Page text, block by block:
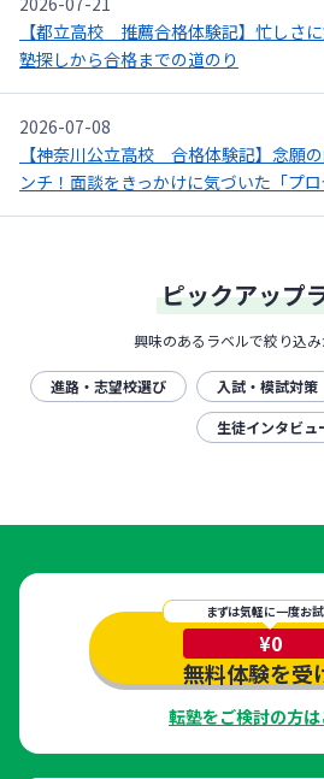
【都立高校 推薦合格体験記】忙しさ
塾探しから合格までの道のり
2026-07-08
【神奈川公立高校 合格体験記】念願
ンチ！面談をきっかけに気づいた「プロ
ピックアップ
興味のあるラベルで絞り込み
進路・志望校選び 入試・模試対策
生徒インタビュ
まずは気軽に一度お
¥0
無料体験を受
転塾をご検討の方は